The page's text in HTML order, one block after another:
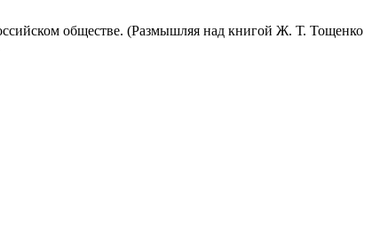
обществе. (Размышляя над книгой Ж. Т. Тощенко